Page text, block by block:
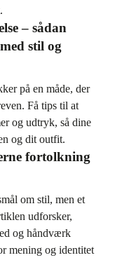
– sådan
stil og
på en måde, der
Få tips til at
og udtryk, så dine
og dit outfit.
fortolkning
om stil, men et
udforsker,
og håndværk
mening og identitet